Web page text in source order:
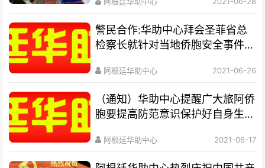
警民合作:华助中心拜会圣菲省总
检察长就针对当地侨胞安全事件进
阿根廷华助中心 2021-06-26
（通知）华助中心提醒广大旅阿侨
胞要提高防范意识保护好自身生命
阿根廷华助中心 2021-06-17